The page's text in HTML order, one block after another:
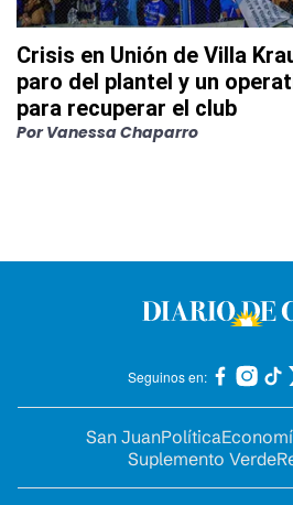
Crisis en Unión de Villa
paro del plantel y un
para recuperar el club
Por Vanessa Chaparro
Seguinos en:
San JuanPolítica
Suplemento Verde